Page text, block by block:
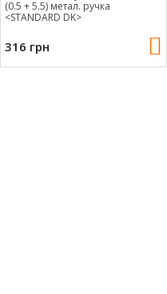
(0.5 + 5.5) метал. ручка
<STANDARD DK>
316 грн